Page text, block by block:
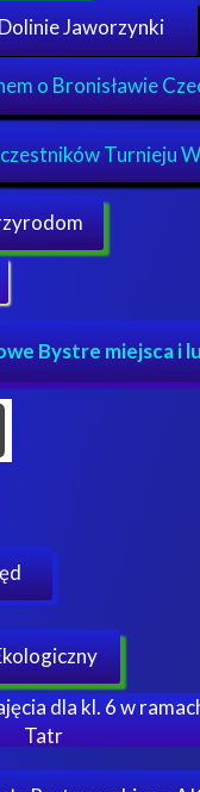
dla kl. 6 w
Tatr
Bystre miejsca i
Turnieju
o Bronisławie
Jaworzynkiki